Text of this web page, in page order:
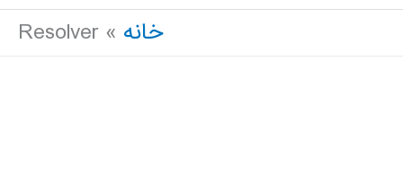
اصلی
خانه Resolver